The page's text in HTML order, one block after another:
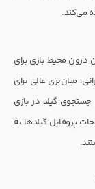
می‌کند.
درون محیط بازی برای
میان‌بری عالی برای
گیلد در بازی
پروفایل گیلدها به